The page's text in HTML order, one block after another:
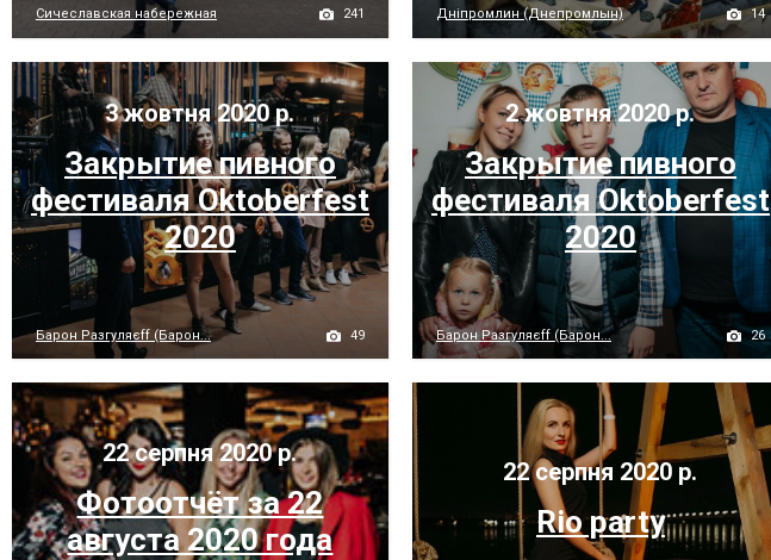
Сичеславская набережная 241 Дніпромлин (Днепромлын) 14
3 жовтня 2020 р.
Закрытие пивного
фестиваля Oktoberfest
2020
Барон Разгуляєff (Барон... 49
2 жовтня 2020 р.
Закрытие пивного
фестиваля Oktoberfest
2020
Барон Разгуляєff (Барон... 26
22 серпня 2020 р.
Фотоотчёт за 22
августа 2020 года
22 серпня 2020 р.
Rio party